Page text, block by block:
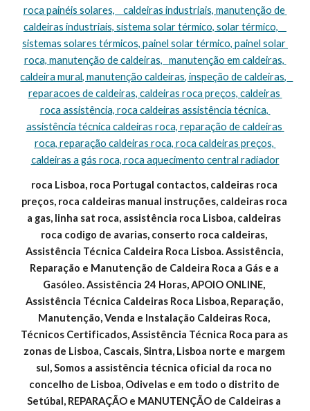
roca painéis solares,    caldeiras industriais, manutenção de
caldeiras industriais, sistema solar térmico, solar térmico,
sistemas solares térmicos, painel solar térmico, painel solar
roca, manutenção de caldeiras,   manutenção em caldeiras,
caldeira mural, manutenção caldeiras, inspeção de caldeiras,
reparacoes de caldeiras, caldeiras roca preços, caldeiras
roca assistência, roca caldeiras assistência técnica,
assistência técnica caldeiras roca, reparação de caldeiras
roca, reparação caldeiras roca, roca caldeiras preços,
caldeiras a gás roca, roca aquecimento central radiador
roca Lisboa, roca Portugal contactos, caldeiras roca
preços, roca caldeiras manual instruções, caldeiras roca
a gas, linha sat roca, assistência roca Lisboa, caldeiras
roca codigo de avarias, conserto roca caldeiras,
Assistência Técnica Caldeira Roca Lisboa. Assistência,
Reparação e Manutenção de Caldeira Roca a Gás e a
Gasóleo. Assistência 24 Horas, APOIO ONLINE,
Assistência Técnica Caldeiras Roca Lisboa, Reparação,
Manutenção, Venda e Instalação Caldeiras Roca,
Técnicos Certificados, Assistência Técnica Roca para as
zonas de Lisboa, Cascais, Sintra, Lisboa norte e margem
sul, Somos a assistência técnica oficial da roca no
concelho de Lisboa, Odivelas e em todo o distrito de
Setúbal, REPARAÇÃO e MANUTENÇÃO de Caldeiras a